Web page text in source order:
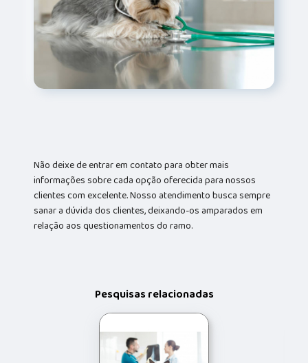
Não deixe de entrar em contato para obter mais
informações sobre cada opção oferecida para nossos
clientes com excelente. Nosso atendimento busca sempre
sanar a dúvida dos clientes, deixando-os amparados em
relação aos questionamentos do ramo.
Pesquisas relacionadas